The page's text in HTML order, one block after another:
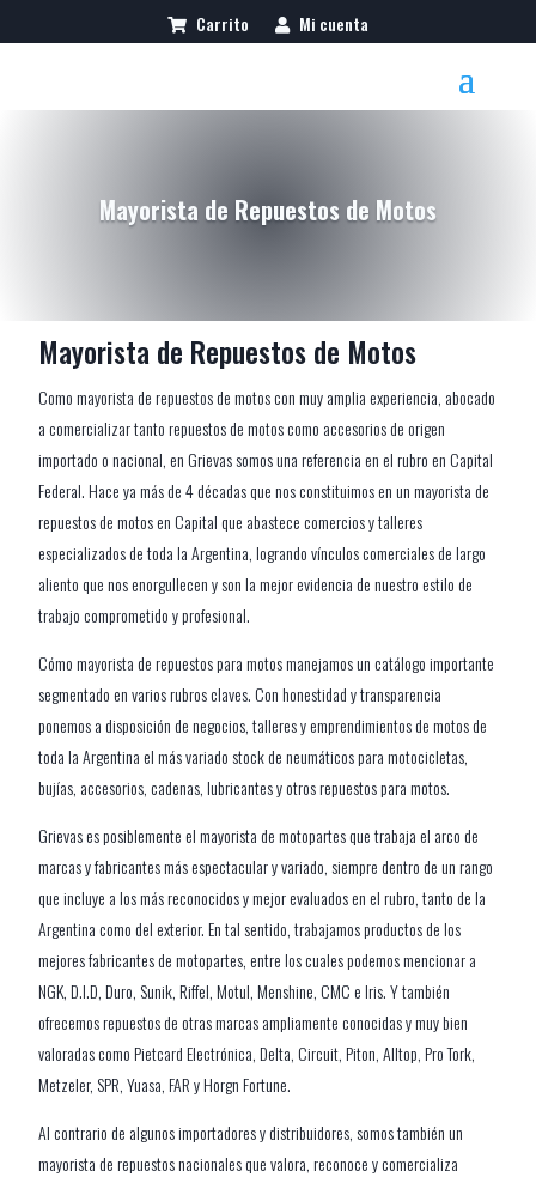
Carrito Mi cuenta
Mayorista de Repuestos de Motos
Mayorista de Repuestos de Motos
Como mayorista de repuestos de motos con muy amplia experiencia, abocado
a comercializar tanto repuestos de motos como accesorios de origen
importado o nacional, en Grievas somos una referencia en el rubro en Capital
Federal. Hace ya más de 4 décadas que nos constituimos en un mayorista de
repuestos de motos en Capital que abastece comercios y talleres
especializados de toda la Argentina, logrando vínculos comerciales de largo
aliento que nos enorgullecen y son la mejor evidencia de nuestro estilo de
trabajo comprometido y profesional.
Cómo mayorista de repuestos para motos manejamos un catálogo importante
segmentado en varios rubros claves. Con honestidad y transparencia
ponemos a disposición de negocios, talleres y emprendimientos de motos de
toda la Argentina el más variado stock de neumáticos para motocicletas,
bujías, accesorios, cadenas, lubricantes y otros repuestos para motos.
Grievas es posiblemente el mayorista de motopartes que trabaja el arco de
marcas y fabricantes más espectacular y variado, siempre dentro de un rango
que incluye a los más reconocidos y mejor evaluados en el rubro, tanto de la
Argentina como del exterior. En tal sentido, trabajamos productos de los
mejores fabricantes de motopartes, entre los cuales podemos mencionar a
NGK, D.I.D, Duro, Sunik, Riffel, Motul, Menshine, CMC e Iris. Y también
ofrecemos repuestos de otras marcas ampliamente conocidas y muy bien
valoradas como Pietcard Electrónica, Delta, Circuit, Piton, Alltop, Pro Tork,
Metzeler, SPR, Yuasa, FAR y Horgn Fortune.
Al contrario de algunos importadores y distribuidores, somos también un
mayorista de repuestos nacionales que valora, reconoce y comercializa